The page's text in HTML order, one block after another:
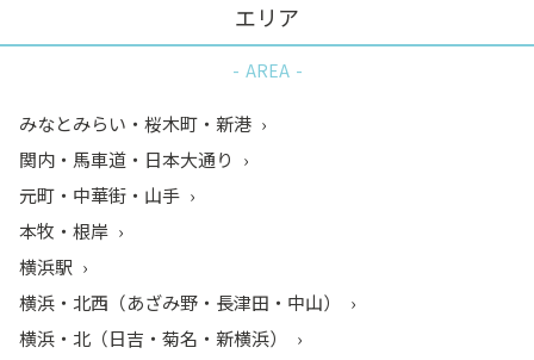
エリア
AREA
みなとみらい・桜木町・新港
関内・馬車道・日本大通り
元町・中華街・山手
本牧・根岸
横浜駅
横浜・北西（あざみ野・長津田・中山）
横浜・北（日吉・菊名・新横浜）